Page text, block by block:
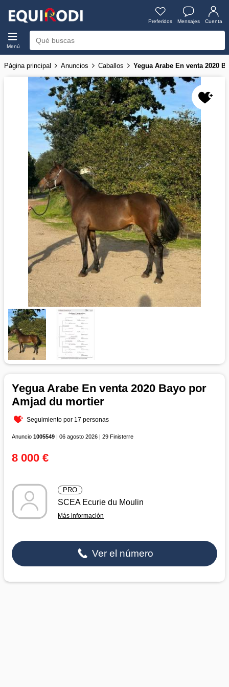
Preferidos Mensajes Cuenta
Menú
Página principal Anuncios Caballos Yegua Arabe En venta 2020
Yegua Arabe En venta 2020 Bayo por
Amjad du mortier
Seguimiento por 17 personas
Anuncio 1005549 | 06 agosto 2026 | 29 Finisterre
8 000 €
PRO
SCEA Ecurie du Moulin
Más información
Ver el número